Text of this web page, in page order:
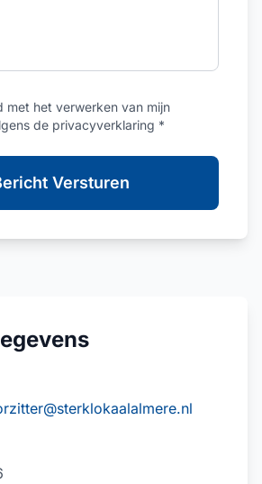
met het verwerken van mijn
de privacyverklaring *
Versturen